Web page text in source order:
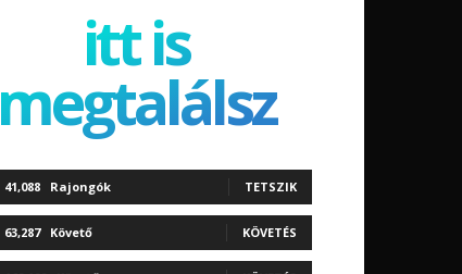
itt is
megtalálsz
41,088 Rajongók TETSZIK
63,287 Követő KÖVETÉS